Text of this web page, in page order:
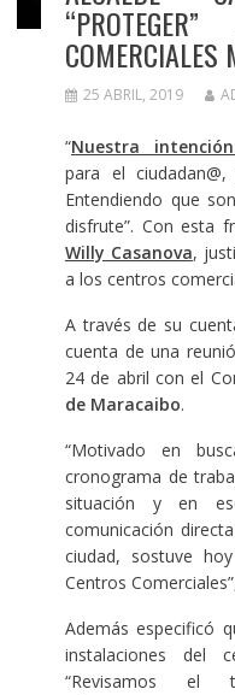
COMERCIALES
25 ABRIL, 2019
“Nuestra
para el
Entendiendo que
disfrute”. Con esta
Willy Casanova,
a los centros
A través de su
cuenta de una
24 de abril con el
de Maracaibo.
“Motivado en
cronograma de
situación y en
comunicación
ciudad, sostuve
Centros
Además especificó
instalaciones del
“Revisamos